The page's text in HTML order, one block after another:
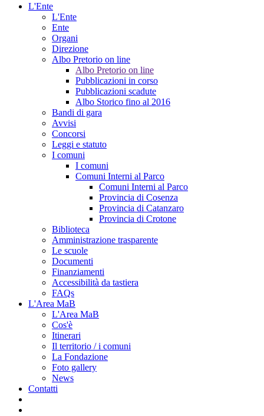
L'Ente
L'Ente
Ente
Organi
Direzione
Albo Pretorio on line
Albo Pretorio on line
Pubblicazioni in corso
Pubblicazioni scadute
Albo Storico fino al 2016
Bandi di gara
Avvisi
Concorsi
Leggi e statuto
I comuni
I comuni
Comuni Interni al Parco
Comuni Interni al Parco
Provincia di Cosenza
Provincia di Catanzaro
Provincia di Crotone
Biblioteca
Amministrazione trasparente
Le scuole
Documenti
Finanziamenti
Accessibilità da tastiera
FAQs
L'Area MaB
L'Area MaB
Cos'è
Itinerari
Il territorio / i comuni
La Fondazione
Foto gallery
News
Contatti